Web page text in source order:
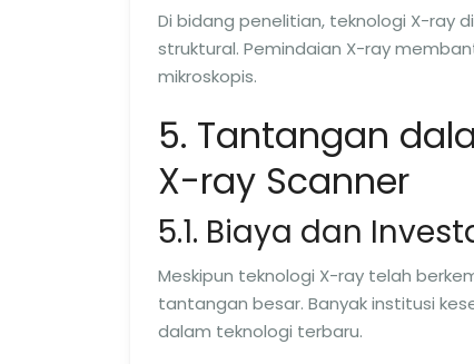
Di bidang penelitian, teknologi X-ray
struktural. Pemindaian X-ray
mikroskopis.
5. Tantangan
X-ray Scanner
5.1. Biaya dan
Meskipun teknologi X-ray telah
tantangan besar. Banyak institusi
dalam teknologi terbaru.